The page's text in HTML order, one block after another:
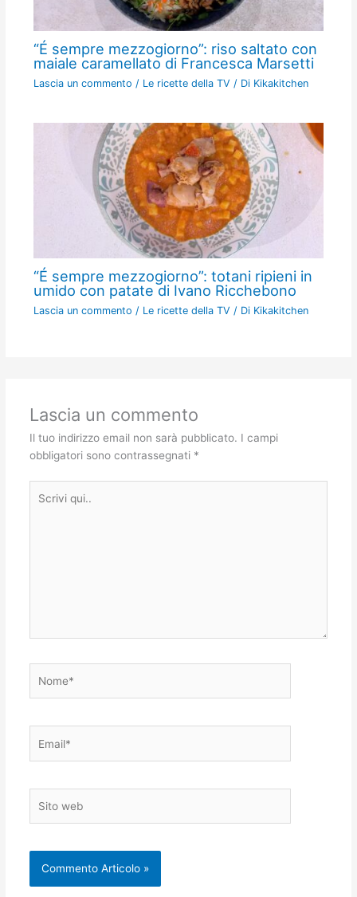
“É sempre mezzogiorno”: riso saltato con
maiale caramellato di Francesca Marsetti
Lascia un commento / Le ricette della TV / Di Kikakitchen
“É sempre mezzogiorno”: totani ripieni in
umido con patate di Ivano Ricchebono
Lascia un commento / Le ricette della TV / Di Kikakitchen
Lascia un commento
Il tuo indirizzo email non sarà pubblicato. I campi
obbligatori sono contrassegnati *
qui..
web